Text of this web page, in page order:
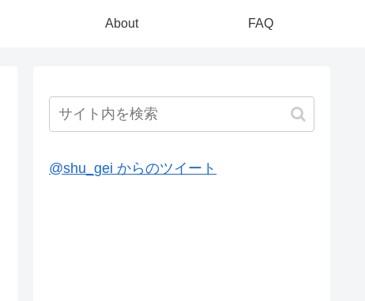
About FAQ
@shu_gei からのツイート